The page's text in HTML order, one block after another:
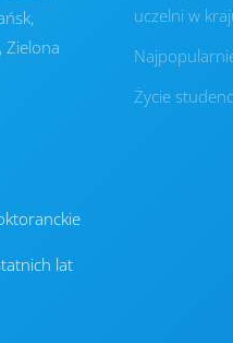
Zielona
uczelni w
Życie
lat